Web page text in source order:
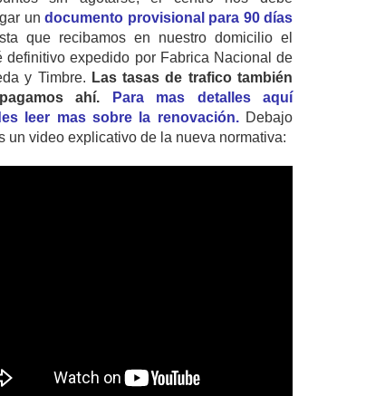
un documento provisional para 90 días
que recibamos en nuestro domicilio el
definitivo expedido por Fabrica Nacional de
y Timbre. Las tasas de trafico también
ahí.
Para mas detalles aquí
leer mas sobre la renovación.Debajo
un video explicativo de la nueva normativa: